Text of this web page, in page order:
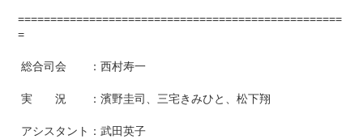
==================================================
=
総合司会 ：西村寿一
実 況 ：濱野圭司、三宅きみひと、松下翔
アシスタント：武田英子